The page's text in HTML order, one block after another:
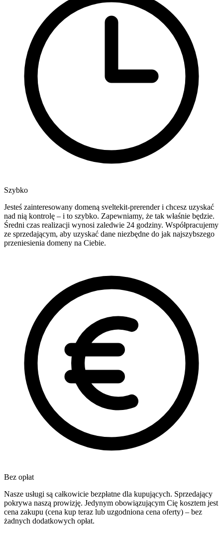
Szybko
Jesteś zainteresowany domeną sveltekit-prerender i chcesz uzyskać
nad nią kontrolę – i to szybko. Zapewniamy, że tak właśnie będzie.
Średni czas realizacji wynosi zaledwie 24 godziny. Współpracujemy
ze sprzedającym, aby uzyskać dane niezbędne do jak najszybszego
przeniesienia domeny na Ciebie.
Bez opłat
Nasze usługi są całkowicie bezpłatne dla kupujących. Sprzedający
pokrywa naszą prowizję. Jedynym obowiązującym Cię kosztem jest
cena zakupu (cena kup teraz lub uzgodniona cena oferty) – bez
żadnych dodatkowych opłat.